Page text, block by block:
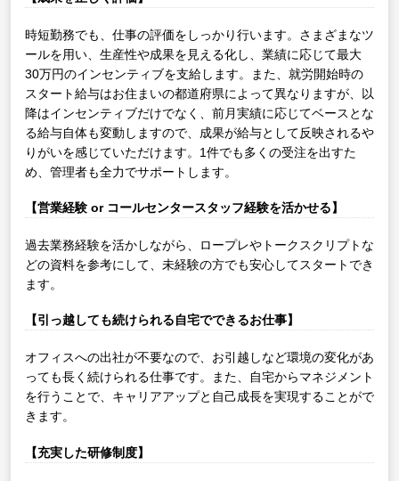
時短勤務でも、仕事の評価をしっかり行います。さまざまなツ
ールを用い、生産性や成果を見える化し、業績に応じて最大
30万円のインセンティブを支給します。また、就労開始時の
スタート給与はお住まいの都道府県によって異なりますが、以
降はインセンティブだけでなく、前月実績に応じてベースとな
る給与自体も変動しますので、成果が給与として反映されるや
りがいを感じていただけます。1件でも多くの受注を出すた
め、管理者も全力でサポートします。
【営業経験 or コールセンタースタッフ経験を活かせる】
過去業務経験を活かしながら、ロープレやトークスクリプトな
どの資料を参考にして、未経験の方でも安心してスタートでき
ます。
【引っ越しても続けられる自宅でできるお仕事】
オフィスへの出社が不要なので、お引越しなど環境の変化があ
っても長く続けられる仕事です。また、自宅からマネジメント
を行うことで、キャリアアップと自己成長を実現することがで
きます。
【充実した研修制度】